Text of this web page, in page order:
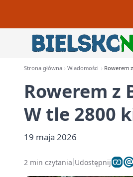
Strona główna Wiadomości Rowerem
Rowerem z
W tle 2800
19 maja 2026
2 min czytania Udostępnij